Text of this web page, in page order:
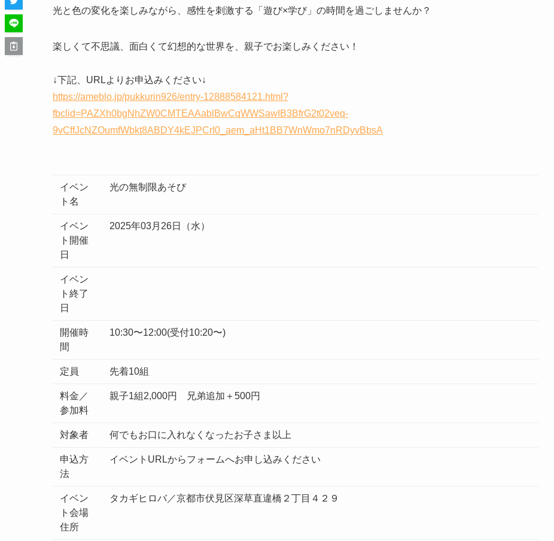
光と色の変化を楽しみながら、感性を刺激する「遊び×学び」の時間を過ごしませんか？
楽しくて不思議、面白くて幻想的な世界を、親子でお楽しみください！
↓下記、URLよりお申込みください↓
https://ameblo.jp/pukkurin926/entry-12888584121.html?
fbclid=PAZXh0bgNhZW0CMTEAAablBwCqWWSawIB3BfrG2t02veq-
9vCffJcNZOumfWbkt8ABDY4kEJPCrI0_aem_aHt1BB7WnWmo7nRDyvBbsA
イベン
ト名
光の無制限あそび
イベン
ト開催
日
2025年03月26日（水）
イベン
ト終了
日
開催時
間
10:30〜12:00(受付10:20〜)
定員 先着10組
料金／
参加料
親子1組2,000円 兄弟追加＋500円
対象者 何でもお口に入れなくなったお子さま以上
申込方
法
イベントURLからフォームへお申し込みください
イベン
ト会場
住所
タカギヒロバ／京都市伏見区深草直違橋２丁目４２９